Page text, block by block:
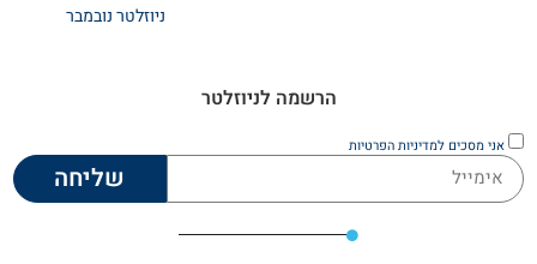
ניוזלטר נובמבר
הרשמה לניוזלטר
אני מסכים למדיניות הפרטיות
שליחה